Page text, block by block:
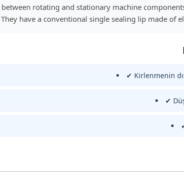
between rotating and stationary machine
They have a conventional single sealing lip made of
✔ Kirlenmenin
✔